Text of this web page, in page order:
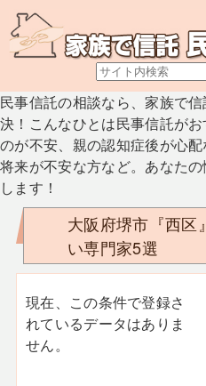
民事信託の相談なら、家族で
決！こんなひとは民事信託が
のが不安、親の認知症後が心
将来が不安な方など。あなた
します！
大阪府堺市『西区
い専門家5選
現在、この条件で登録さ
れているデータはありま
せん。